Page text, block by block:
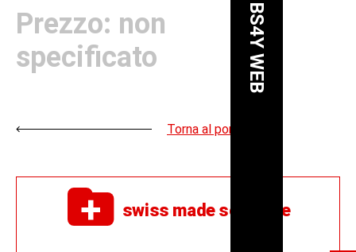
Prezzo: non
specificato
Torna al portfolio
swiss made software
BS4Y WEB